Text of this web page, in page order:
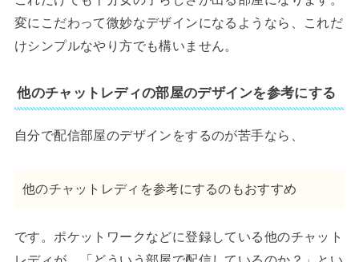
変にこだわって微妙なデザインになるようなら、これだ
けシンプルなやり方でも構いません。
他のチャットレディの部屋のデザインを参考にする
自分で配信部屋のデザインをするのが苦手なら、
他のチャットレディを参考にするのもおすすめ
です。ポケットワークなどに登録している他のチャット